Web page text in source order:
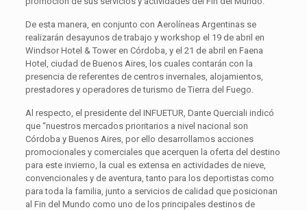
De esta manera, en conjunto con Aerolíneas Argentinas se
realizarán desayunos de trabajo y workshop el 19 de abril en
Windsor Hotel & Tower en Córdoba, y el 21 de abril en Faena
Hotel, ciudad de Buenos Aires, los cuales contarán con la
presencia de referentes de centros invernales, alojamientos,
prestadores y operadores de turismo de Tierra del Fuego.
Al respecto, el presidente del INFUETUR, Dante Querciali indicó
que “nuestros mercados prioritarios a nivel nacional son
Córdoba y Buenos Aires, por ello desarrollamos acciones
promocionales y comerciales que acerquen la oferta del destino
para este invierno, la cual es extensa en actividades de nieve,
convencionales y de aventura, tanto para los deportistas como
para toda la familia, junto a servicios de calidad que posicionan
al Fin del Mundo como uno de los principales destinos de